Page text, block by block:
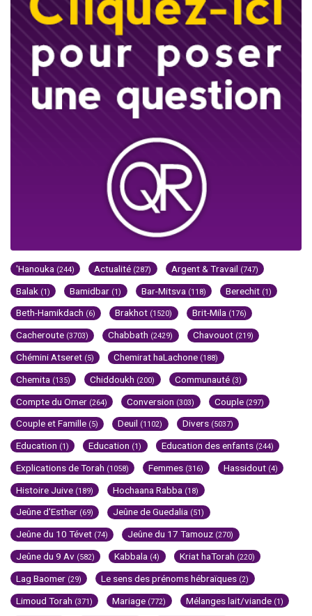
'Hanouka (244) Actualité (287) Argent & Travail (747)
Balak (1) Bamidbar (1) Bar-Mitsva (118) Berechit (1)
Beth-Hamikdach (6) Brakhot (1520) Brit-Mila (176)
Cacheroute (3703) Chabbath (2429) Chavouot (219)
Chémini Atseret (5) Chemirat haLachone (188)
Chemita (135) Chiddoukh (200) Communauté (3)
Compte du Omer (264) Conversion (303) Couple (297)
Couple et Famille (5) Deuil (1102) Divers (5037)
Education (1) Education (1) Education des enfants (244)
Explications de Torah (1058) Femmes (316) Hassidout (4)
Histoire Juive (189) Hochaana Rabba (18)
Jeûne d'Esther (69) Jeûne de Guedalia (51)
Jeûne du 10 Tévet (74) Jeûne du 17 Tamouz (270)
Jeûne du 9 Av (582) Kabbala (4) Kriat haTorah (220)
Lag Baomer (29) Le sens des prénoms hébraïques (2)
Limoud Torah (371) Mariage (772) Mélanges lait/viande (1)